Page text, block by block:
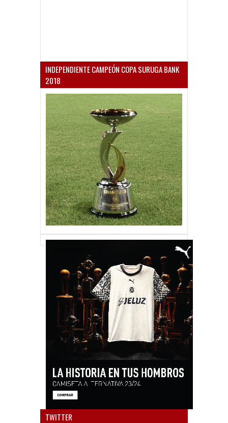
INDEPENDIENTE CAMPEÓN COPA SURUGA BANK
2018
TWITTER